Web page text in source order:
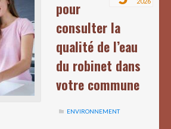
pour
consulter la
qualité de l’eau
du robinet dans
votre commune
ENVIRONNEMENT